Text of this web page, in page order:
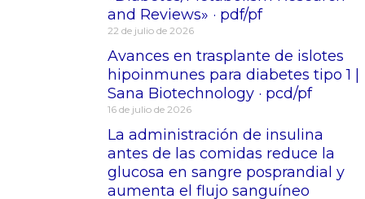
and Reviews» · pdf/pf
22 de julio de 2026
Avances en trasplante de islotes
hipoinmunes para diabetes tipo 1 |
Sana Biotechnology · pcd/pf
16 de julio de 2026
La administración de insulina
antes de las comidas reduce la
glucosa en sangre posprandial y
aumenta el flujo sanguíneo